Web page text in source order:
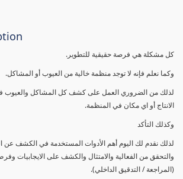
كل مشكلة هي فرصة حقيقية للتطوير.
وكما نعلم فإنه لا توجد منظمة خالية من العيوب أو المشاكل.
لذلك من الضروري العمل على كشف كل المشاكل والعيوب في
الانتاج أو اي مكان في المنظمة.
وكذلك التأكد
لذلك نقدم لك اليوم أهم الأدوات المستخدمة في الكشف عن
والتحقق من الفعالية والامتثال والكشف على الايجابيات
(المراجعة / التدقيق الداخلي).